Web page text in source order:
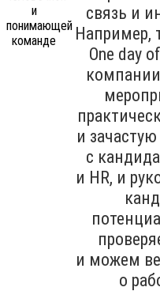
связь и
Например,
One day
и
с
и HR, и
и можем
о